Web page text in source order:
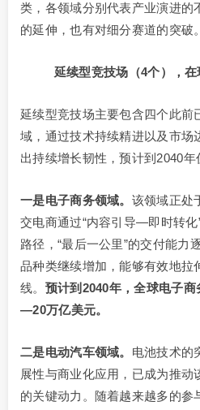
类，各领域分别代表产业演进的
的延伸，也有对细分赛道的突破。
延续型竞技场（4个），
延续型竞技场主要包含四个此前
域，通过技术持续精进以及市场
出持续增长韧性，预计到2040年
一是电子商务领域。 该领域正处
交电商通过“内容引导—即时转
路径，“最后一公里”的交付能力
品种类继续增加，能够有效地拉
线。 预计到 2040年，全球电子
—20万亿美元。
二是电动汽车领域。 电池技术的
展性与商业化应用，已成为推动
的关键动力。随着越来越多的参